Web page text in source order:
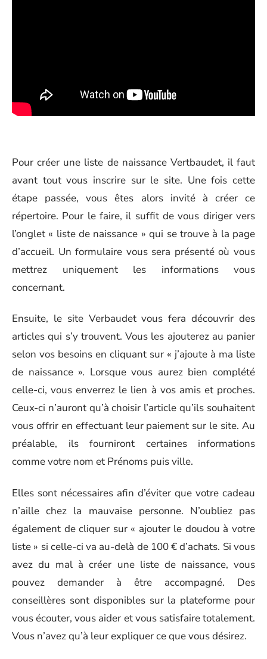
Pour créer une liste de naissance Vertbaudet, il faut
avant tout vous inscrire sur le site. Une fois cette
étape passée, vous êtes alors invité à créer ce
répertoire. Pour le faire, il suffit de vous diriger vers
l’onglet « liste de naissance » qui se trouve à la page
d’accueil. Un formulaire vous sera présenté où vous
mettrez uniquement les informations vous
concernant.
Ensuite, le site Verbaudet vous fera découvrir des
articles qui s’y trouvent. Vous les ajouterez au panier
selon vos besoins en cliquant sur « j’ajoute à ma liste
de naissance ». Lorsque vous aurez bien complété
celle-ci, vous enverrez le lien à vos amis et proches.
Ceux-ci n’auront qu’à choisir l’article qu’ils souhaitent
vous offrir en effectuant leur paiement sur le site. Au
préalable, ils fourniront certaines informations
comme votre nom et Prénoms puis ville.
Elles sont nécessaires afin d’éviter que votre cadeau
n’aille chez la mauvaise personne. N’oubliez pas
également de cliquer sur « ajouter le doudou à votre
liste » si celle-ci va au-delà de 100 € d’achats. Si vous
avez du mal à créer une liste de naissance, vous
pouvez demander à être accompagné. Des
conseillères sont disponibles sur la plateforme pour
vous écouter, vous aider et vous satisfaire totalement.
Vous n’avez qu’à leur expliquer ce que vous désirez.